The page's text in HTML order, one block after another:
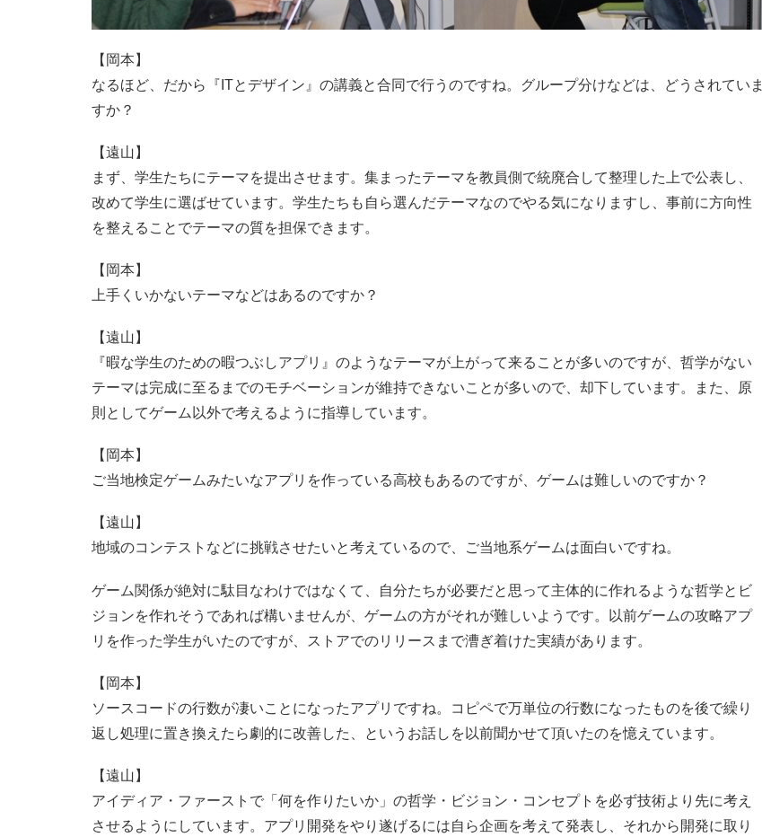
【岡本】
なるほど、だから『ITとデザイン』の講義と合同で行うのですね。グループ分けなどは、どうされていま
すか？
【遠山】
まず、学生たちにテーマを提出させます。集まったテーマを教員側で統廃合して整理した上で公表し、
改めて学生に選ばせています。学生たちも自ら選んだテーマなのでやる気になりますし、事前に方向性
を整えることでテーマの質を担保できます。
【岡本】
上手くいかないテーマなどはあるのですか？
【遠山】
『暇な学生のための暇つぶしアプリ』のようなテーマが上がって来ることが多いのですが、哲学がない
テーマは完成に至るまでのモチベーションが維持できないことが多いので、却下しています。また、原
則としてゲーム以外で考えるように指導しています。
【岡本】
ご当地検定ゲームみたいなアプリを作っている高校もあるのですが、ゲームは難しいのですか？
【遠山】
地域のコンテストなどに挑戦させたいと考えているので、ご当地系ゲームは面白いですね。
ゲーム関係が絶対に駄目なわけではなくて、自分たちが必要だと思って主体的に作れるような哲学とビ
ジョンを作れそうであれば構いませんが、ゲームの方がそれが難しいようです。以前ゲームの攻略アプ
リを作った学生がいたのですが、ストアでのリリースまで漕ぎ着けた実績があります。
【岡本】
ソースコードの行数が凄いことになったアプリですね。コピペで万単位の行数になったものを後で繰り
返し処理に置き換えたら劇的に改善した、というお話しを以前聞かせて頂いたのを憶えています。
【遠山】
アイディア・ファーストで「何を作りたいか」の哲学・ビジョン・コンセプトを必ず技術より先に考え
させるようにしています。アプリ開発をやり遂げるには自ら企画を考えて発表し、それから開発に取り